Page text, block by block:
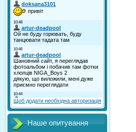
Щоб додати необхідна авторизація
Наше опитування